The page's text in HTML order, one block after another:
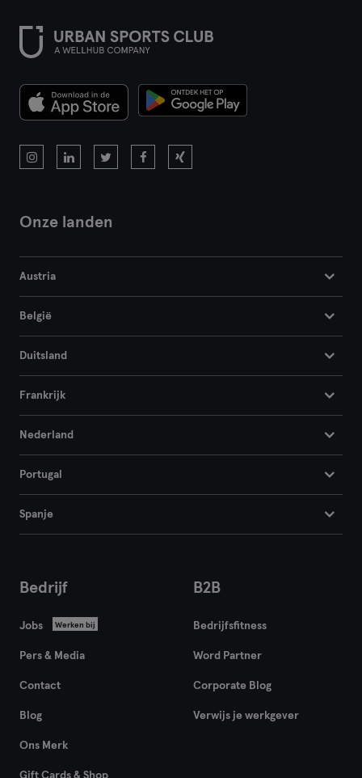
Onze landen
Austria
België
Duitsland
Frankrijk
Nederland
Portugal
Spanje
Bedrijf
Jobs Werken bij
Pers & Media
Contact
Blog
Ons Merk
Gift Cards & Shop
B2B
Bedrijfsfitness
Word Partner
Corporate Blog
Verwijs je werkgever